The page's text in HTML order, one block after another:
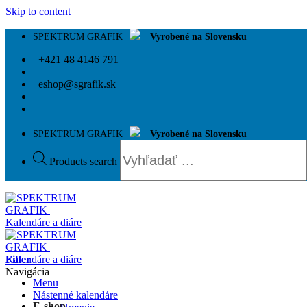
Skip to content
SPEKTRUM GRAFIK Vyrobené na Slovensku
+421 48 4146 791
eshop@sgrafik.sk
SPEKTRUM GRAFIK Vyrobené na Slovensku
Products search
Menu
Filter
Navigácia
Nástenné kalendáre